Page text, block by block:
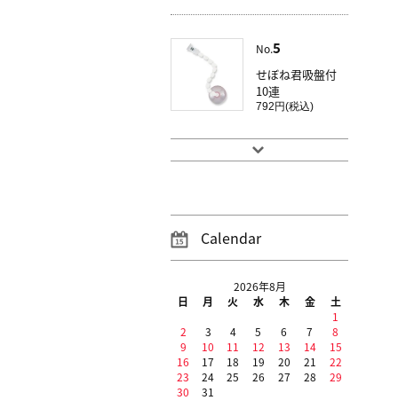
No.5
せぼね君吸盤付
10連
792円(税込)
Calendar
2026年8月
日
月 火 水 木 金
土
1
2
3 4 5 6 7
8
9
10 11 12 13 14
15
16
17 18 19 20 21
22
23
24 25 26 27 28
29
30
31